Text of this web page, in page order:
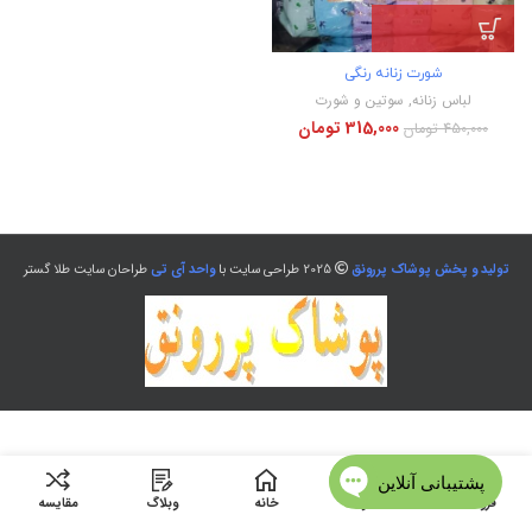
شورت زنانه رنگی
لباس زنانه, سوتین و شورت
450,000 تومان 315,000 تومان
تولید و پخش پوشاک پررونق 2025 طراحی سایت با واحد آی تیطراحان سایت طلا گستر
فروشگاه خانه وبلاگ مقایسه